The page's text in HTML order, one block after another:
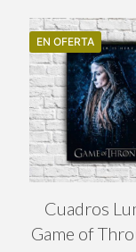
era:
$
EN OFERTA
Cuadros
Game of